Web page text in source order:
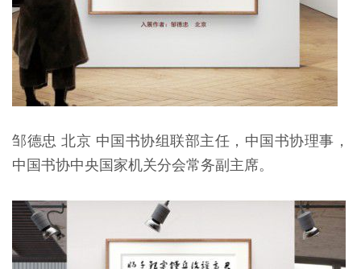
邹德忠 北京 中国书协组联部主任，中国书协理事，
中国书协中央国家机关分会常务副主席。